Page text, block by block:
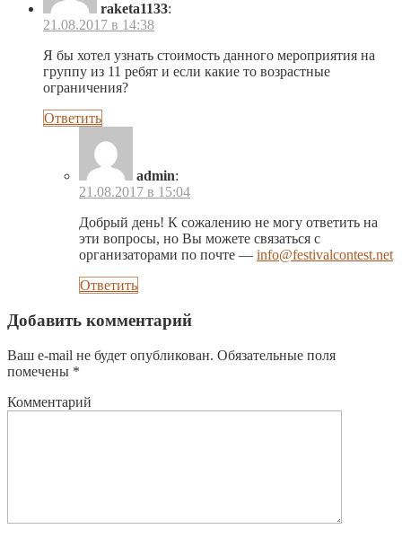
raketa1133:
21.08.2017 в 14:38
Я бы хотел узнать стоимость данного мероприятия на
группу из 11 ребят и если какие то возрастные
ограничения?
Ответить
admin:
21.08.2017 в 15:04
Добрый день! К сожалению не могу ответить на
эти вопросы, но Вы можете связаться с
организаторами по почте — info@festivalcontest.net
Ответить
Добавить комментарий
Ваш e-mail не будет опубликован. Обязательные поля
помечены *
Комментарий